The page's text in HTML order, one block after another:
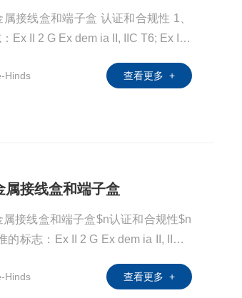
接线盒和端子盒 认证和合规性 1、
Ex II 2 G Ex dem ia II, IIC T6; Ex II 2
Hinds 查看更多 +
接线盒和端子盒
接线盒和端子盒$n认证和合规性$n
标志：Ex II 2 G Ex dem ia II, IIC T
Hinds 查看更多 +